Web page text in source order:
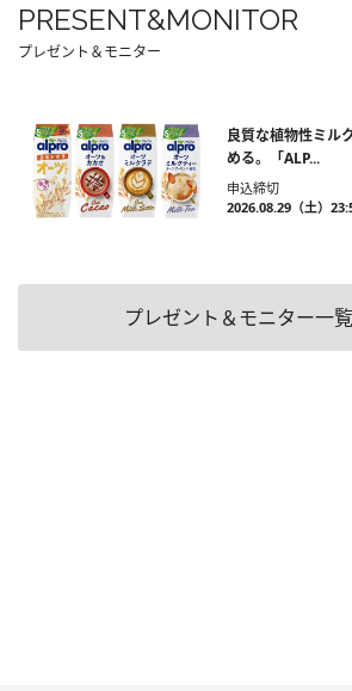
PRESENT&MONITOR
プレゼント＆モニター
良質な植物性ミル
める。「ALP...
申込締切
2026.08.29（土）
プレゼント＆モニター一